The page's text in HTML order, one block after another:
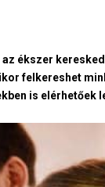
ékszer
felkereshet
is elérhetőek